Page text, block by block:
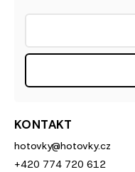
KONTAKT
hotovky@hotovky.cz
+420 774 720 612